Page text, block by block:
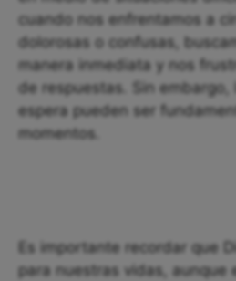
cuando nos enfrentamos a
dolorosas o confusas,
manera inmediata y nos
de respuestas. Sin embargo,
espera pueden ser
momentos.
Es importante recordar que
para nuestras vidas, aunque